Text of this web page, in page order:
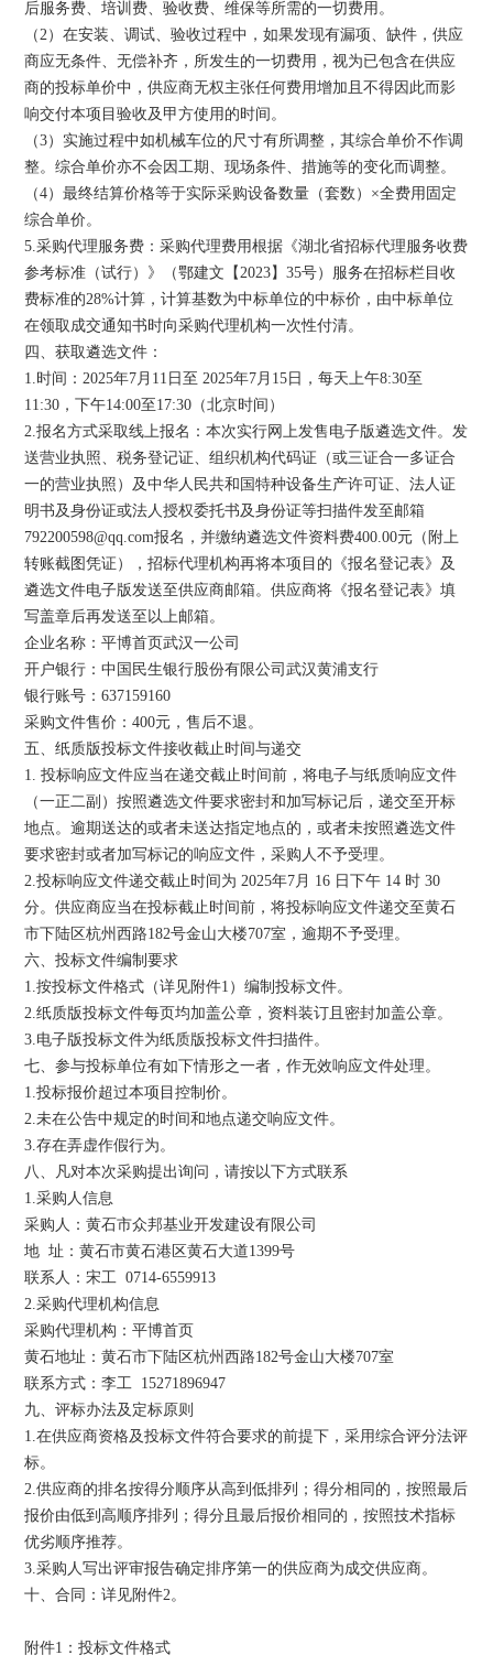
后服务费、培训费、验收费、维保等所需的一切费用。
（2）在安装、调试、验收过程中，如果发现有漏项、缺件，供应
商应无条件、无偿补齐，所发生的一切费用，视为已包含在供应
商的投标单价中，供应商无权主张任何费用增加且不得因此而影
响交付本项目验收及甲方使用的时间。
（3）实施过程中如机械车位的尺寸有所调整，其综合单价不作调
整。综合单价亦不会因工期、现场条件、措施等的变化而调整。
（4）最终结算价格等于实际采购设备数量（套数）×全费用固定
综合单价。
5.采购代理服务费：采购代理费用根据《湖北省招标代理服务收费
参考标准（试行）》（鄂建文【2023】35号）服务在招标栏目收
费标准的28%计算，计算基数为中标单位的中标价，由中标单位
在领取成交通知书时向采购代理机构一次性付清。
四、获取遴选文件：
1.时间：2025年7月11日至 2025年7月15日，每天上午8:30至
11:30，下午14:00至17:30（北京时间）
2.报名方式采取线上报名：本次实行网上发售电子版遴选文件。发
送营业执照、税务登记证、组织机构代码证（或三证合一多证合
一的营业执照）及中华人民共和国特种设备生产许可证、法人证
明书及身份证或法人授权委托书及身份证等扫描件发至邮箱
792200598@qq.com报名，并缴纳遴选文件资料费400.00元（附上
转账截图凭证），招标代理机构再将本项目的《报名登记表》及
遴选文件电子版发送至供应商邮箱。供应商将《报名登记表》填
写盖章后再发送至以上邮箱。
企业名称：平博首页武汉一公司
开户银行：中国民生银行股份有限公司武汉黄浦支行
银行账号：637159160
采购文件售价：400元，售后不退。
五、纸质版投标文件接收截止时间与递交
1. 投标响应文件应当在递交截止时间前，将电子与纸质响应文件
（一正二副）按照遴选文件要求密封和加写标记后，递交至开标
地点。逾期送达的或者未送达指定地点的，或者未按照遴选文件
要求密封或者加写标记的响应文件，采购人不予受理。
2.投标响应文件递交截止时间为 2025年7月 16 日下午 14 时 30
分。供应商应当在投标截止时间前，将投标响应文件递交至黄石
市下陆区杭州西路182号金山大楼707室，逾期不予受理。
六、投标文件编制要求
1.按投标文件格式（详见附件1）编制投标文件。
2.纸质版投标文件每页均加盖公章，资料装订且密封加盖公章。
3.电子版投标文件为纸质版投标文件扫描件。
七、参与投标单位有如下情形之一者，作无效响应文件处理。
1.投标报价超过本项目控制价。
2.未在公告中规定的时间和地点递交响应文件。
3.存在弄虚作假行为。
八、凡对本次采购提出询问，请按以下方式联系
1.采购人信息
采购人：黄石市众邦基业开发建设有限公司
地 址：黄石市黄石港区黄石大道1399号
联系人：宋工 0714-6559913
2.采购代理机构信息
采购代理机构：平博首页
黄石地址：黄石市下陆区杭州西路182号金山大楼707室
联系方式：李工 15271896947
九、评标办法及定标原则
1.在供应商资格及投标文件符合要求的前提下，采用综合评分法评
标。
2.供应商的排名按得分顺序从高到低排列；得分相同的，按照最后
报价由低到高顺序排列；得分且最后报价相同的，按照技术指标
优劣顺序推荐。
3.采购人写出评审报告确定排序第一的供应商为成交供应商。
十、合同：详见附件2。
附件1：投标文件格式